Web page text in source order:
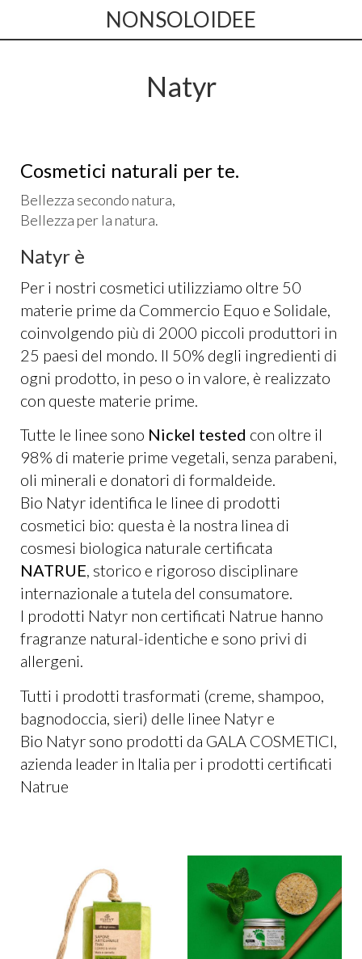
NONSOLOIDEE
Natyr
Cosmetici naturali per te.
Bellezza secondo natura,
Bellezza per la natura.
Natyr è
Per i nostri cosmetici utilizziamo oltre 50
materie prime da Commercio Equo e Solidale,
coinvolgendo più di 2000 piccoli produttori in
25 paesi del mondo. Il 50% degli ingredienti di
ogni prodotto, in peso o in valore, è realizzato
con queste materie prime.
Tutte le linee sono Nickel tested con oltre il
98% di materie prime vegetali, senza parabeni,
oli minerali e donatori di formaldeide.
Bio Natyr identifica le linee di prodotti
cosmetici bio: questa è la nostra linea di
cosmesi biologica naturale certificata
NATRUE, storico e rigoroso disciplinare
internazionale a tutela del consumatore.
I prodotti Natyr non certificati Natrue hanno
fragranze natural-identiche e sono privi di
allergeni.
Tutti i prodotti trasformati (creme, shampoo,
bagnodoccia, sieri) delle linee Natyr e
Bio Natyr sono prodotti da GALA COSMETICI,
azienda leader in Italia per i prodotti certificati
Natrue